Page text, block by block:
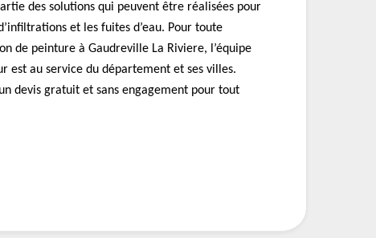
des solutions qui peuvent être réalisées pour
et les fuites d’eau. Pour toute
de peinture à Gaudreville La Riviere, l’équipe
est au service du département et ses villes.
devis gratuit et sans engagement pour tout